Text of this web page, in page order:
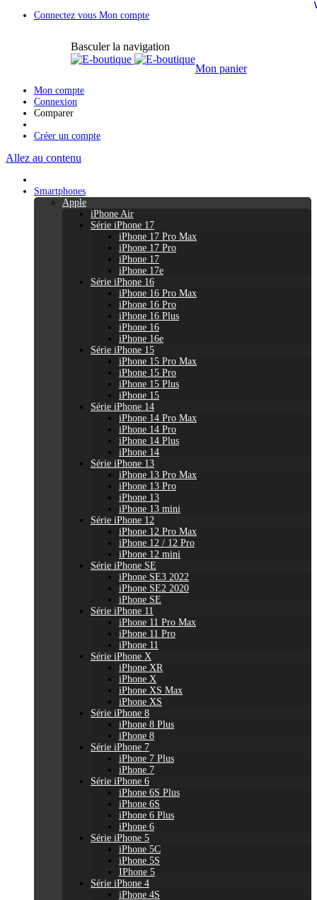
Connectez vous Mon compte
Basculer la navigation
Mon panier
Mon compte
Connexion
Comparer
Créer un compte
Allez au contenu
Smartphones
Apple
iPhone Air
Série iPhone 17
iPhone 17 Pro Max
iPhone 17 Pro
iPhone 17
iPhone 17e
Série iPhone 16
iPhone 16 Pro Max
iPhone 16 Pro
iPhone 16 Plus
iPhone 16
iPhone 16e
Série iPhone 15
iPhone 15 Pro Max
iPhone 15 Pro
iPhone 15 Plus
iPhone 15
Série iPhone 14
iPhone 14 Pro Max
iPhone 14 Pro
iPhone 14 Plus
iPhone 14
Série iPhone 13
iPhone 13 Pro Max
iPhone 13 Pro
iPhone 13
iPhone 13 mini
Série iPhone 12
iPhone 12 Pro Max
iPhone 12 / 12 Pro
iPhone 12 mini
Série iPhone SE
iPhone SE3 2022
iPhone SE2 2020
iPhone SE
Série iPhone 11
iPhone 11 Pro Max
iPhone 11 Pro
iPhone 11
Série iPhone X
iPhone XR
iPhone X
iPhone XS Max
iPhone XS
Série iPhone 8
iPhone 8 Plus
iPhone 8
Série iPhone 7
iPhone 7 Plus
iPhone 7
Série iPhone 6
iPhone 6S Plus
iPhone 6S
iPhone 6 Plus
iPhone 6
Série iPhone 5
iPhone 5C
iPhone 5S
IPhone 5
Série iPhone 4
iPhone 4S